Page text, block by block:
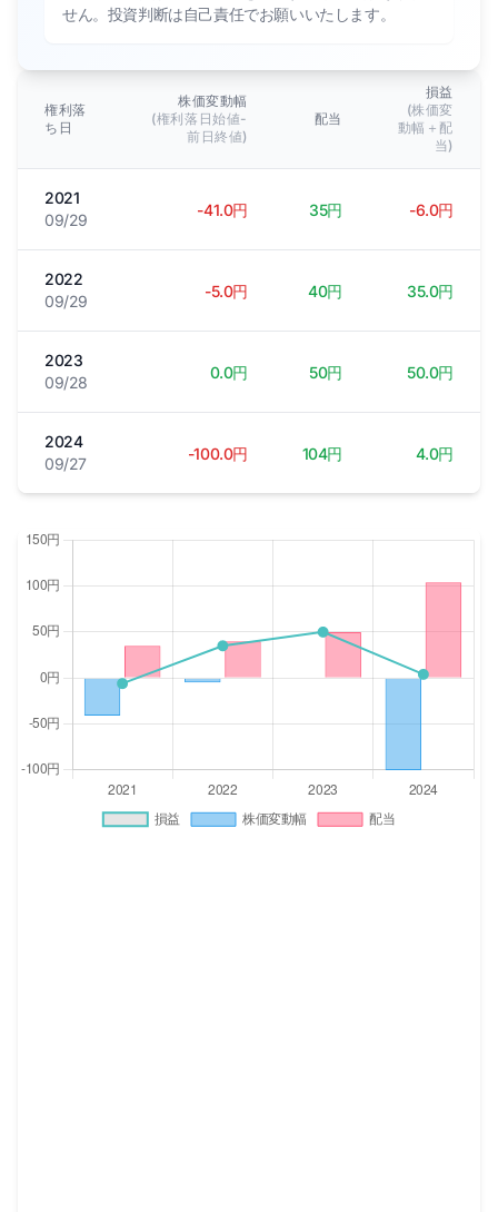
せん。投資判断は自己責任でお願いいたします。
権利落
ち日
株価変動幅
(権利落日始値-
前日終値)
配当
損益
(株価変
動幅＋配
当)
2021
09/29
-41.0円 35円 -6.0円
2022
09/29
-5.0円 40円 35.0円
2023
09/28
0.0円 50円 50.0円
2024
09/27
-100.0円 104円 4.0円